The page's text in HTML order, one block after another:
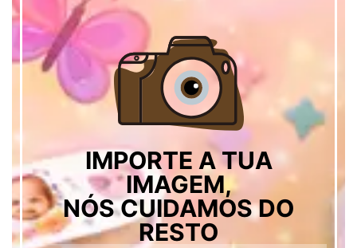
IMPORTE A TUA
IMAGEM,
NÓS CUIDAMOS DO
RESTO